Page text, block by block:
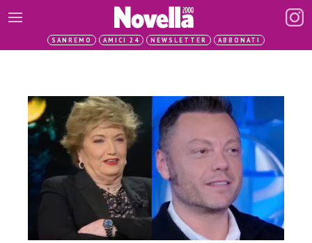
SANREMO AMICI 24 NEWSLETTER ABBONATI